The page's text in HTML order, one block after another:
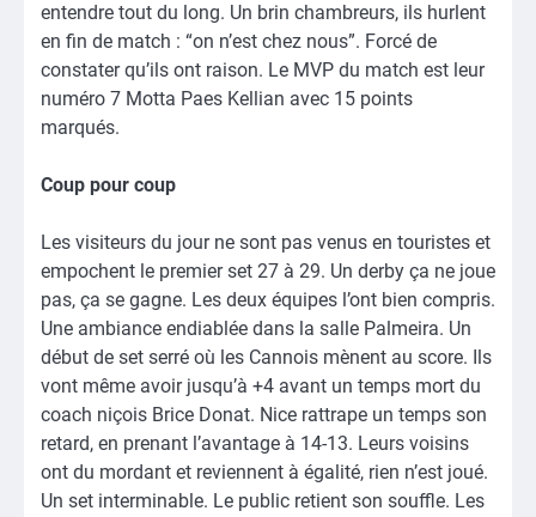
entendre tout du long. Un brin chambreurs, ils hurlent
en fin de match : “on n’est chez nous”. Forcé de
constater qu’ils ont raison. Le MVP du match est leur
numéro 7 Motta Paes Kellian avec 15 points
marqués.
Coup pour coup
Les visiteurs du jour ne sont pas venus en touristes et
empochent le premier set 27 à 29. Un derby ça ne joue
pas, ça se gagne. Les deux équipes l’ont bien compris.
Une ambiance endiablée dans la salle Palmeira. Un
début de set serré où les Cannois mènent au score. Ils
vont même avoir jusqu’à +4 avant un temps mort du
coach niçois Brice Donat. Nice rattrape un temps son
retard, en prenant l’avantage à 14-13. Leurs voisins
ont du mordant et reviennent à égalité, rien n’est joué.
Un set interminable. Le public retient son souffle. Les